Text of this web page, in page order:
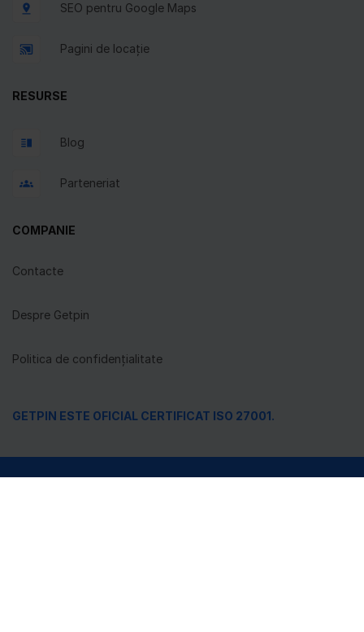
SEO pentru Google Maps
Pagini de locație
RESURSE
Blog
Parteneriat
COMPANIE
Contacte
Despre Getpin
Politica de confidențialitate
GETPIN ESTE OFICIAL CERTIFICAT ISO 27001.